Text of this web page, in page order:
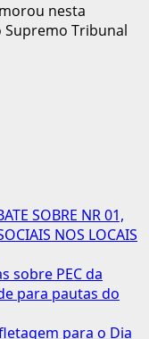
nesta
Supremo Tribunal
SOBRE NR 01,
NOS LOCAIS
sobre PEC da
para pautas do
para o Dia